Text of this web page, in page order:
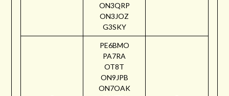
ON3QRP
ON3JOZ
G3SKY
PE6BMO
PA7RA
OT8T
ON9JPB
ON7OAK